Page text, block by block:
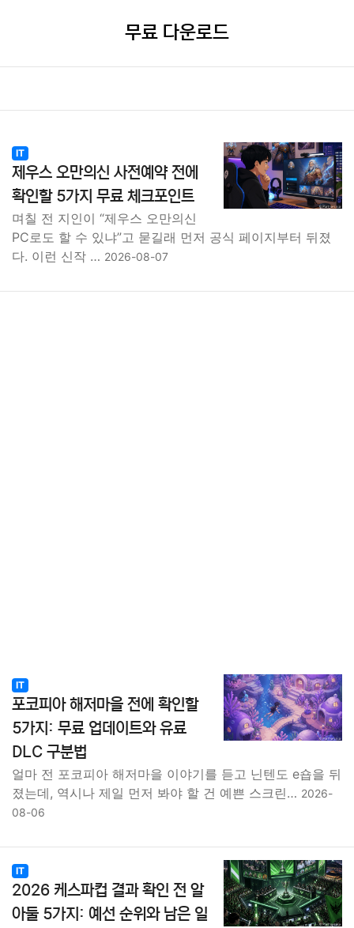
무료 다운로드
IT
제우스 오만의신 사전예약 전에
확인할 5가지 무료 체크포인트
며칠 전 지인이 “제우스 오만의신
PC로도 할 수 있냐”고 묻길래 먼저 공식 페이지부터 뒤졌
다. 이런 신작 … 2026-08-07
IT
포코피아 해저마을 전에 확인할
5가지: 무료 업데이트와 유료
DLC 구분법
얼마 전 포코피아 해저마을 이야기를 듣고 닌텐도 e숍을 뒤
졌는데, 역시나 제일 먼저 봐야 할 건 예쁜 스크린… 2026-
08-06
IT
2026 케스파컵 결과 확인 전 알
아둘 5가지: 예선 순위와 남은 일